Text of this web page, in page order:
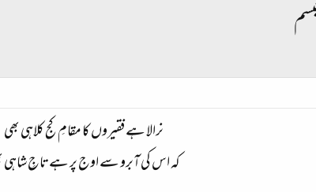
نرالا ہے فقیروں کا مقامِ کج کلاہی بھی
کہ اس کی آبرو سے اوج پر ہے تاجِ شاہی